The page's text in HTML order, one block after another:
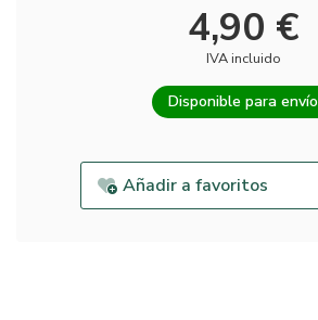
4,90 €
IVA incluido
Disponible para envío
Añadir a favoritos